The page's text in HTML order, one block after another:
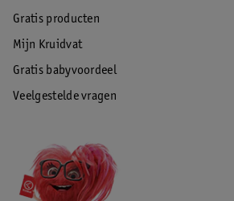
Gratis producten
Mijn Kruidvat
Gratis babyvoordeel
Veelgestelde vragen